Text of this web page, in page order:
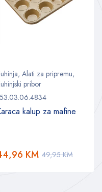
, Alati za pripremu,
pribor
kalup za mafine
49,95KM
KM